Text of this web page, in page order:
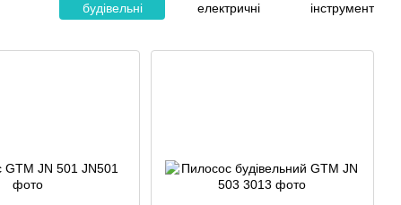
будівельні
електричні
інструменти